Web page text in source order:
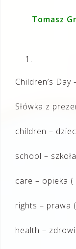
Tomasz
Children’s Day
Słówka z
children –
school –
care – opieka (
rights – prawa
health –